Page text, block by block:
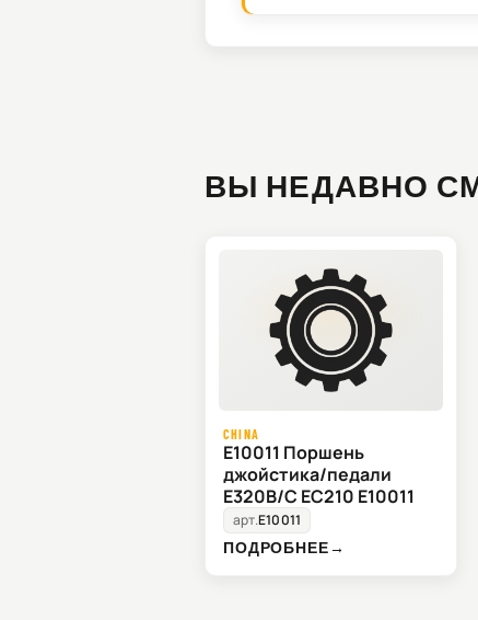
ВЫ НЕДАВНО
CHINA
E10011 Поршень
джойстика/педали
E320B/C EC210 E10011
арт.E10011
ПОДРОБНЕЕ→